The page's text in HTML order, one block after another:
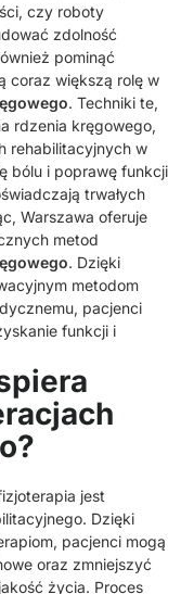
czy roboty
zdolność
pominąć
coraz większą rolę w
. Techniki te,
rdzenia kręgowego,
rehabilitacyjnych w
bólu i poprawę funkcji
trwałych
Warszawa oferuje
metod
. Dzięki
metodom
pacjenci
funkcji i
jest
Dzięki
pacjenci mogą
oraz zmniejszyć
życia. Proces